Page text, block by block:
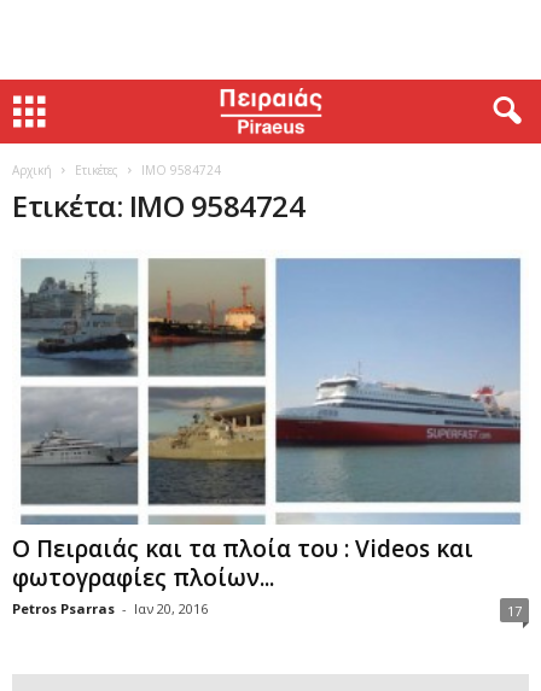
Αρχική Ετικέτες IMO 9584724
Ετικέτα: IMO 9584724
Ο Πειραιάς και τα πλοία του : Videos και
φωτογραφίες πλοίων...
Petros Psarras - Ιαν 20, 2016 17